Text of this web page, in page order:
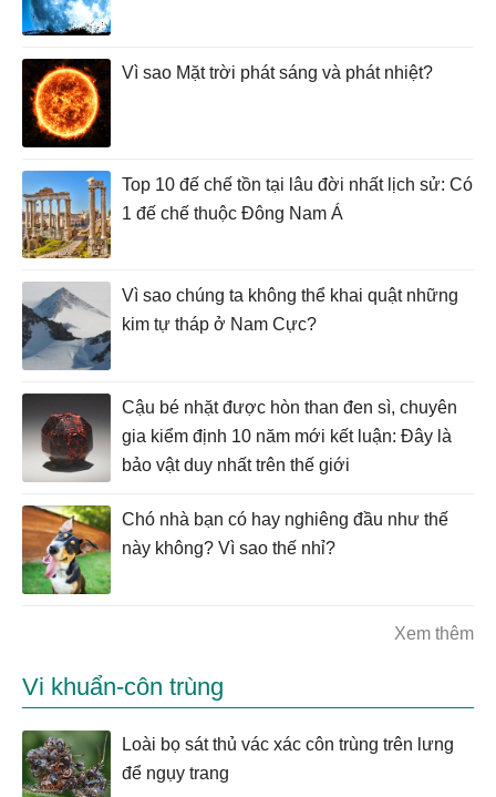
Vì sao Mặt trời phát sáng và phát nhiệt?
Top 10 đế chế tồn tại lâu đời nhất lịch sử: Có
1 đế chế thuộc Đông Nam Á
Vì sao chúng ta không thể khai quật những
kim tự tháp ở Nam Cực?
Cậu bé nhặt được hòn than đen sì, chuyên
gia kiểm định 10 năm mới kết luận: Đây là
bảo vật duy nhất trên thế giới
Chó nhà bạn có hay nghiêng đầu như thế
này không? Vì sao thế nhỉ?
Xem thêm
Vi khuẩn-côn trùng
Loài bọ sát thủ vác xác côn trùng trên lưng
để ngụy trang